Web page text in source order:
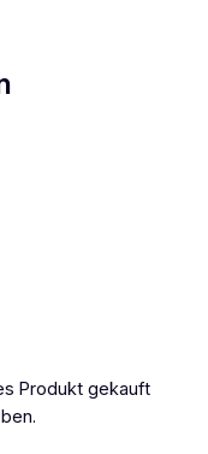
Produkt gekauft